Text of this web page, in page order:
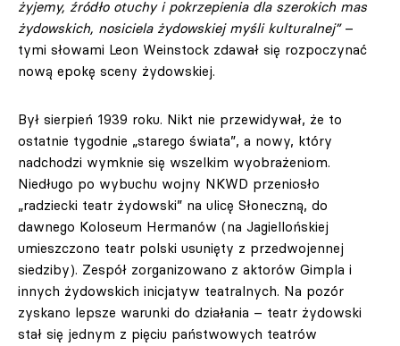
żyjemy, źródło otuchy i pokrzepienia dla szerokich mas
żydowskich, nosiciela żydowskiej myśli kulturalnej”–
tymi słowami Leon Weinstock zdawał się rozpoczynać
nową epokę sceny żydowskiej.
Był sierpień 1939 roku. Nikt nie przewidywał, że to
ostatnie tygodnie „starego świata”, a nowy, który
nadchodzi wymknie się wszelkim wyobrażeniom.
Niedługo po wybuchu wojny NKWD przeniosło
„radziecki teatr żydowski” na ulicę Słoneczną, do
dawnego Koloseum Hermanów (na Jagiellońskiej
umieszczono teatr polski usunięty z przedwojennej
siedziby). Zespół zorganizowano z aktorów Gimpla i
innych żydowskich inicjatyw teatralnych. Na pozór
zyskano lepsze warunki do działania – teatr żydowski
stał się jednym z pięciu państwowych teatrów